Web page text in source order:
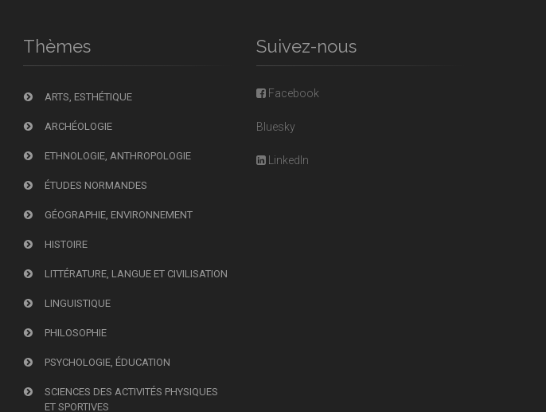
Thèmes
ARTS, ESTHÉTIQUE
ARCHÉOLOGIE
ETHNOLOGIE, ANTHROPOLOGIE
ÉTUDES NORMANDES
GÉOGRAPHIE, ENVIRONNEMENT
HISTOIRE
LITTÉRATURE, LANGUE ET CIVILISATION
LINGUISTIQUE
PHILOSOPHIE
PSYCHOLOGIE, ÉDUCATION
SCIENCES DES ACTIVITÉS PHYSIQUES
ET SPORTIVES
Suivez-nous
Facebook
Bluesky
LinkedIn